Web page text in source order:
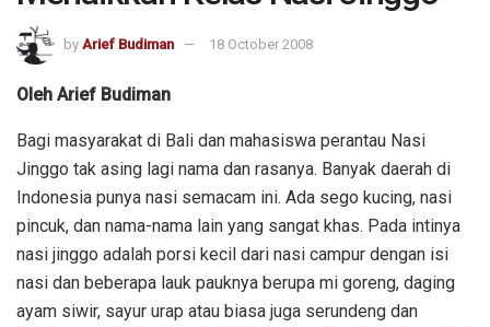
by Arief Budiman 18 October 2008
Oleh Arief Budiman
Bagi masyarakat di Bali dan mahasiswa perantau Nasi
Jinggo tak asing lagi nama dan rasanya. Banyak daerah di
Indonesia punya nasi semacam ini. Ada sego kucing, nasi
pincuk, dan nama-nama lain yang sangat khas. Pada intinya
nasi jinggo adalah porsi kecil dari nasi campur dengan isi
nasi dan beberapa lauk pauknya berupa mi goreng, daging
ayam siwir, sayur urap atau biasa juga serundeng dan